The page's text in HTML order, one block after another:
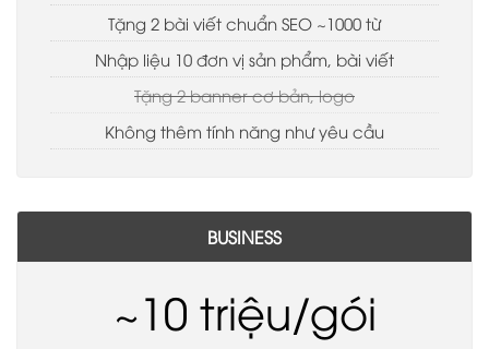
Tặng 2 bài viết chuẩn SEO ~1000 từ
Nhập liệu 10 đơn vị sản phẩm, bài viết
Tặng 2 banner cơ bản, logo
Không thêm tính năng như yêu cầu
BUSINESS
~10 triệu/gói